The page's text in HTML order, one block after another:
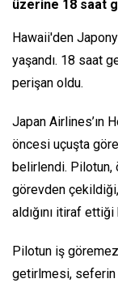
üzerine 18 saat
Hawaii'den
yaşandı. 18 saat
perişan oldu.
Japan Airlines’ın
öncesi uçuşta
belirlendi. Pilotun,
görevden çekildiği,
aldığını itiraf
Pilotun iş
getirlmesi, seferin